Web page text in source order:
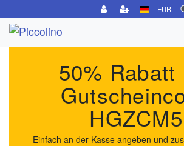
EUR
50% Rabatt
HGZCM5
Einfach an der Kasse angeben und